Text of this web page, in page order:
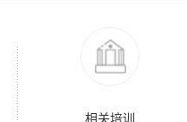
相关培训